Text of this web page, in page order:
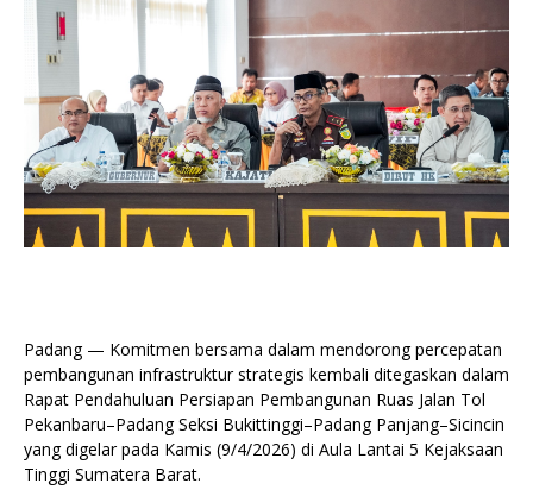
Padang — Komitmen bersama dalam mendorong percepatan
pembangunan infrastruktur strategis kembali ditegaskan dalam
Rapat Pendahuluan Persiapan Pembangunan Ruas Jalan Tol
Pekanbaru–Padang Seksi Bukittinggi–Padang Panjang–Sicincin
yang digelar pada Kamis (9/4/2026) di Aula Lantai 5 Kejaksaan
Tinggi Sumatera Barat.